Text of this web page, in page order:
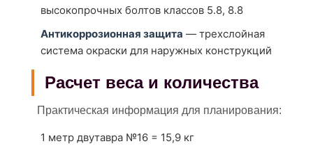
высокопрочных болтов классов 5.8, 8.8
Антикоррозионная защита — трехслойная
система окраски для наружных конструкций
Расчет веса и количества
Практическая информация для планирования:
1 метр двутавра №16 = 15,9 кг